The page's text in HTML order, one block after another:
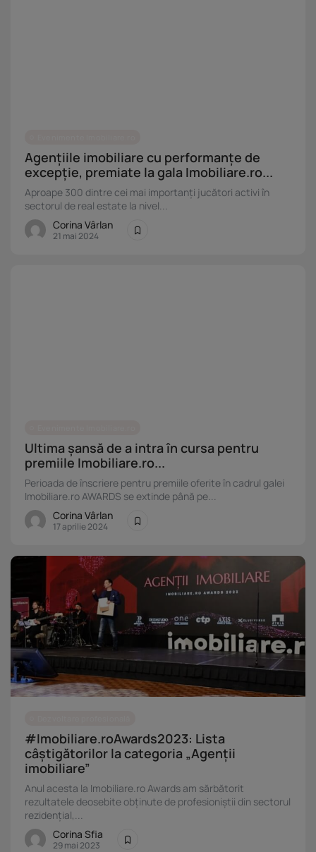
Agențiile imobiliare cu performanțe de
excepție, premiate la gala Imobiliare.ro...
Aproape 300 dintre cei mai importanți jucători activi în
sectorul de real estate la nivel...
Corina Vârlan
21 mai 2024
Ultima șansă de a intra în cursa pentru
premiile Imobiliare.ro...
Perioada de înscriere pentru premiile oferite în cadrul galei
Imobiliare.ro AWARDS se extinde până pe...
Corina Vârlan
17 aprilie 2024
#Imobiliare.roAwards2023: Lista
câștigătorilor la categoria „Agenții
imobiliare”
Anul acesta la Imobiliare.ro Awards am sărbătorit
rezultatele deosebite obținute de profesioniștii din sectorul
rezidențial,...
Corina Sfia
29 mai 2023